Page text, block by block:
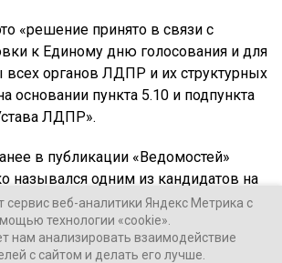
«решение принято в связи с
к Единому дню голосования и для
всех органов ЛДПР и их структурных
основании пункта 5.10 и подпункта
ЛДПР».
в публикации «Ведомостей»
назывался одним из кандидатов на
в том случае, если процесс
затянется.
сервис веб-аналитики Яндекс Метрика с
технологии «cookie».
нам анализировать взаимодействие
с сайтом и делать его лучше.